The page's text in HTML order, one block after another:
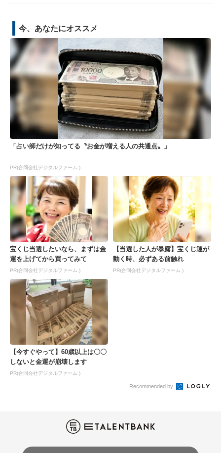
今、あなたにオススメ
「占い師だけが知ってる〝お金が増える人の共通点〟」
PR(合同会社デジタルファーム )
宝くじ当選したいなら、まずは金
運を上げてから買ってみて
PR(合同会社デジタルファーム )
【当選した人が暴露】宝くじ運が
動く時、必ずある前触れ
PR(合同会社デジタルファーム )
【今すぐやって】60歳以上は〇〇
しないと金運が崩壊します
PR(合同会社デジタルファーム )
Recommended by